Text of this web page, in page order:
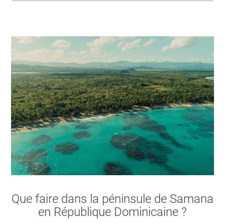
Amérique du Sud
Amérique du Nord
Que faire dans la péninsule de Samana
en République Dominicaine ?